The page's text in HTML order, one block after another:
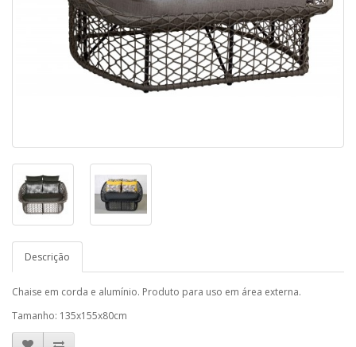
Descrição
Chaise em corda e alumínio. Produto para uso em área externa.
Tamanho: 135x155x80cm